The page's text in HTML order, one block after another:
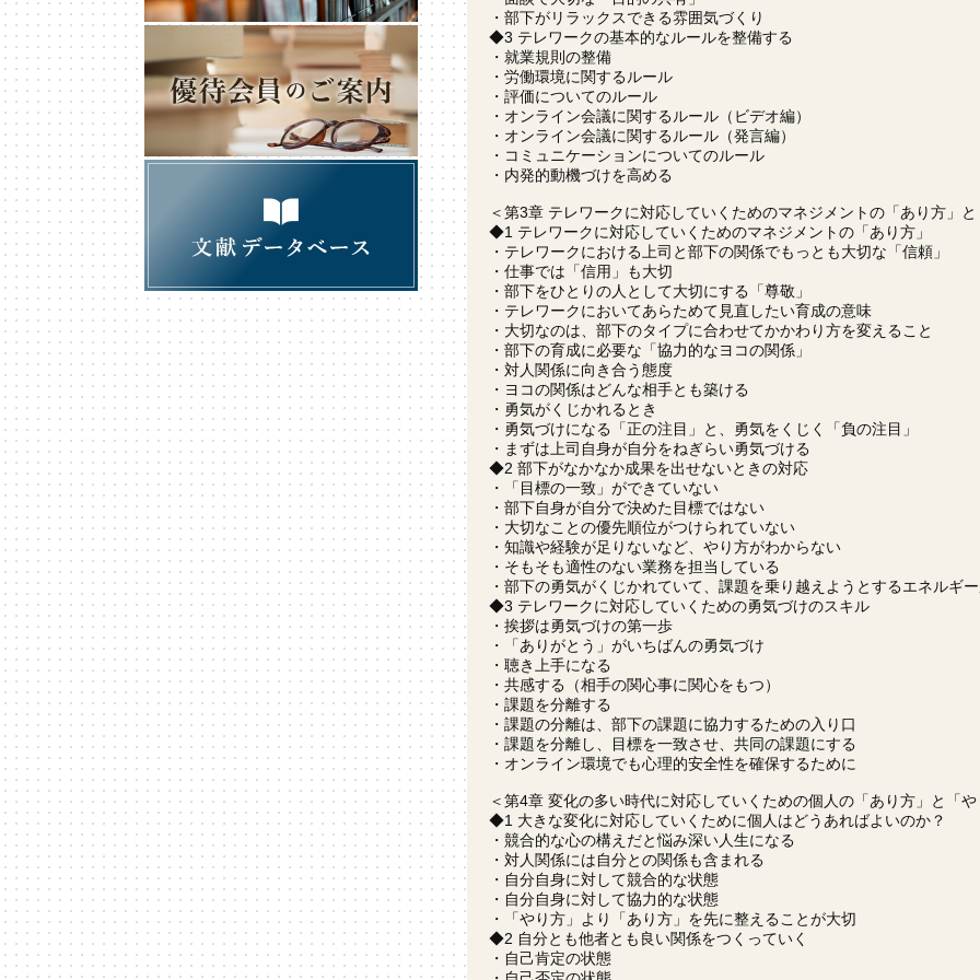
・部下がリラックスできる雰囲気づくり
◆3 テレワークの基本的なルールを整備する
・就業規則の整備
・労働環境に関するルール
・評価についてのルール
・オンライン会議に関するルール（ビデオ編）
・オンライン会議に関するルール（発言編）
・コミュニケーションについてのルール
・内発的動機づけを高める
＜第3章 テレワークに対応していくためのマネジメントの「あり方」と
◆1 テレワークに対応していくためのマネジメントの「あり方」
・テレワークにおける上司と部下の関係でもっとも大切な「信頼」
・仕事では「信用」も大切
・部下をひとりの人として大切にする「尊敬」
・テレワークにおいてあらためて見直したい育成の意味
・大切なのは、部下のタイプに合わせてかかわり方を変えること
・部下の育成に必要な「協力的なヨコの関係」
・対人関係に向き合う態度
・ヨコの関係はどんな相手とも築ける
・勇気がくじかれるとき
・勇気づけになる「正の注目」と、勇気をくじく「負の注目」
・まずは上司自身が自分をねぎらい勇気づける
◆2 部下がなかなか成果を出せないときの対応
・「目標の一致」ができていない
・部下自身が自分で決めた目標ではない
・大切なことの優先順位がつけられていない
・知識や経験が足りないなど、やり方がわからない
・そもそも適性のない業務を担当している
・部下の勇気がくじかれていて、課題を乗り越えようとするエネルギ
◆3 テレワークに対応していくための勇気づけのスキル
・挨拶は勇気づけの第一歩
・「ありがとう」がいちばんの勇気づけ
・聴き上手になる
・共感する（相手の関心事に関心をもつ）
・課題を分離する
・課題の分離は、部下の課題に協力するための入り口
・課題を分離し、目標を一致させ、共同の課題にする
・オンライン環境でも心理的安全性を確保するために
＜第4章 変化の多い時代に対応していくための個人の「あり方」と「や
◆1 大きな変化に対応していくために個人はどうあればよいのか？
・競合的な心の構えだと悩み深い人生になる
・対人関係には自分との関係も含まれる
・自分自身に対して競合的な状態
・自分自身に対して協力的な状態
・「やり方」より「あり方」を先に整えることが大切
◆2 自分とも他者とも良い関係をつくっていく
・自己肯定の状態